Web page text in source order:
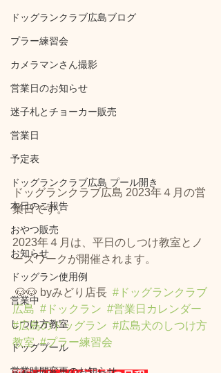
ドッグランクラブ広島ブログ
プラー練習会
カメラマンさん撮影
営業日のお知らせ
迷子札とチョーカー販売
営業日
予定表
ドッグランクラブ広島 プール開き
本日のご報告
おやつ販売
お知らせ
ドッグラン使用例
営業中
しつけ方教室
ドッグプール
ドッグランクラブ広島 2023年４月の営
業日です。
2023年４月は、平日のしつけ教室とノ
ーズワークが開催されます。
🐶🐶 byみどり店長 #ドッグランクラブ
広島 #ドックラン #営業日カレンダー
#広島のドッグラン #広島犬のしつけ方
教室 #プラー練習会